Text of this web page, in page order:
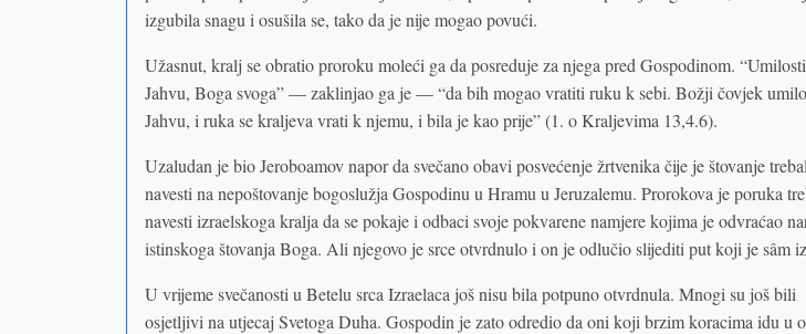
izgubila snagu i osušila se, tako da je nije mogao povući.
Užasnut, kralj se obratio proroku moleći ga da posreduje za njega pred Gospodinom.
Jahvu, Boga svoga” — zaklinjao ga je — “da bih mogao vratiti ruku k sebi. Božji čovjek
Jahvu, i ruka se kraljeva vrati k njemu, i bila je kao prije” (1. o Kraljevima 13,4.6).
Uzaludan je bio Jeroboamov napor da svečano obavi posvećenje žrtvenika čije je štovanje
navesti na nepoštovanje bogoslužja Gospodinu u Hramu u Jeruzalemu. Prorokova je poruka
navesti izraelskoga kralja da se pokaje i odbaci svoje pokvarene namjere kojima je odvraćao
istinskoga štovanja Boga. Ali njegovo je srce otvrdnulo i on je odlučio slijediti put koji je sâm
U vrijeme svečanosti u Betelu srca Izraelaca još nisu bila potpuno otvrdnula. Mnogi su još bili
osjetljivi na utjecaj Svetoga Duha. Gospodin je zato odredio da oni koji brzim koracima idu u